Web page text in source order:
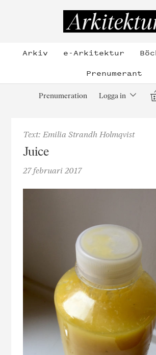
Arkiv e-Arkitektur
Prenumerant
Prenumeration Logga in
Text: Emilia Strandh Holmqvist
Juice
27 februari 2017